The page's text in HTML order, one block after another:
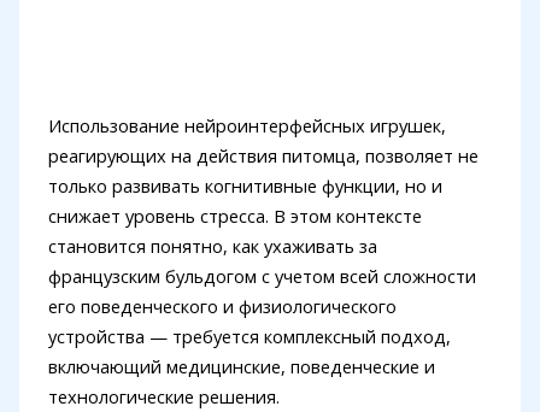
Использование нейроинтерфейсных игрушек,
реагирующих на действия питомца, позволяет не
только развивать когнитивные функции, но и
снижает уровень стресса. В этом контексте
становится понятно, как ухаживать за
французским бульдогом с учетом всей сложности
его поведенческого и физиологического
устройства — требуется комплексный подход,
включающий медицинские, поведенческие и
технологические решения.